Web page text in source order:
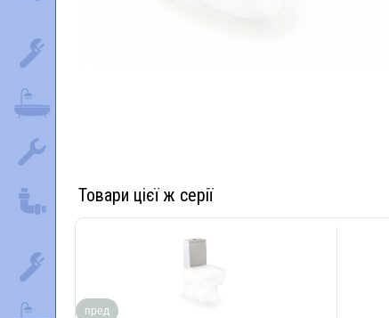
Товари цієї ж серії
пред